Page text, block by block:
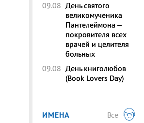
09.08 День святого
великомученика
Пантелеймона –
покровителя всех
врачей и целителя
больных
09.08 День книголюбов
(Book Lovers Day)
ИМЕНА
Все